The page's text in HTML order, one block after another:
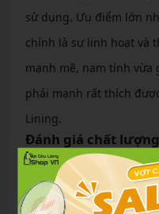
sử dụng. Ưu điểm lớn
chính là sự linh hoạt và
mạnh mẽ, nam tính vừa
phái mạnh rất thích
Lining.
Đánh giá chất
Cầu lông Li-ning là
tín được triệu người tin